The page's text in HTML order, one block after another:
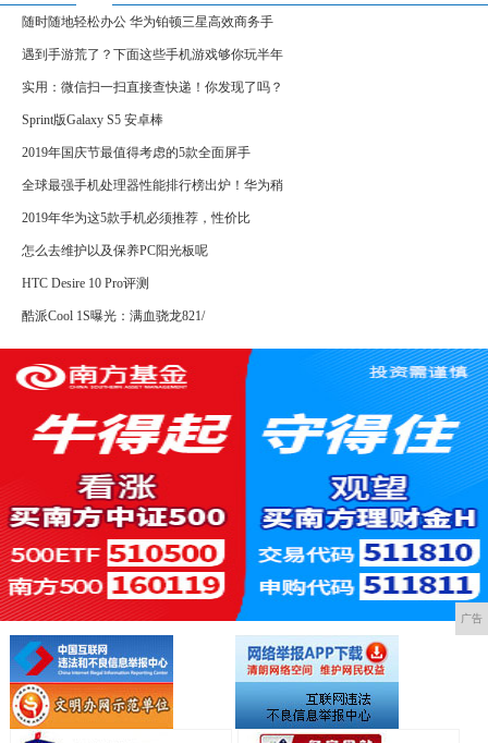
随时随地轻松办公 华为铂顿三星高效商务手
遇到手游荒了？下面这些手机游戏够你玩半年
实用：微信扫一扫直接查快递！你发现了吗？
Sprint版Galaxy S5 安卓棒
2019年国庆节最值得考虑的5款全面屏手
全球最强手机处理器性能排行榜出炉！华为稍
2019年华为这5款手机必须推荐，性价比
怎么去维护以及保养PC阳光板呢
HTC Desire 10 Pro评测
酷派Cool 1S曝光：满血骁龙821/
广告